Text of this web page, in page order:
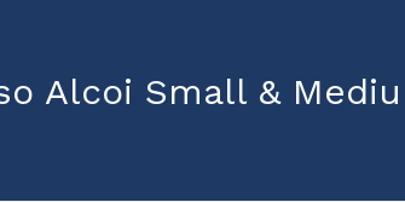
Alcoi Small &